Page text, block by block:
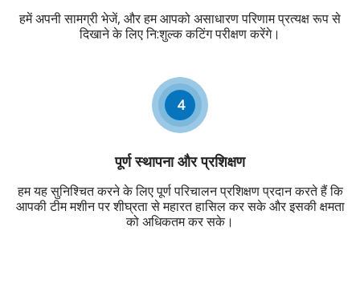
हमें अपनी सामग्री भेजें, और हम आपको असाधारण परिणाम प्रत्यक्ष रूप से
दिखाने के लिए नि:शुल्क कटिंग परीक्षण करेंगे।
4
पूर्ण स्थापना और प्रशिक्षण
हम यह सुनिश्चित करने के लिए पूर्ण परिचालन प्रशिक्षण प्रदान करते हैं कि
आपकी टीम मशीन पर शीघ्रता से महारत हासिल कर सके और इसकी क्षमता
को अधिकतम कर सके।